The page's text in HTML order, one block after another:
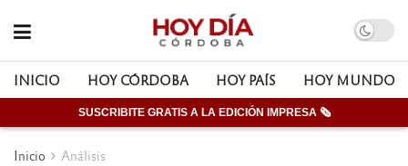
INICIO HOY CÓRDOBA HOY PAÍS HOY MUNDO
SUSCRIBITE GRATIS A LA EDICIÓN IMPRESA 🗞
Inicio Análisis